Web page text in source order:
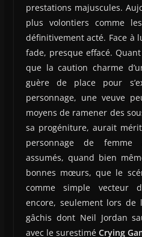
prestations majuscules.
plus volontiers comme
définitivement acté. Face à
fade, presque effacé.
que la caution charme
guère de place pour
personnage, une veuve
moyens de ramener des
sa progéniture, aurait
personnage de femme
assumés, quand bien
bonnes mœurs, que le
comme simple vecteur
encore, seulement lors de
gâchis dont Neil Jordan
avec le surestimé Crying